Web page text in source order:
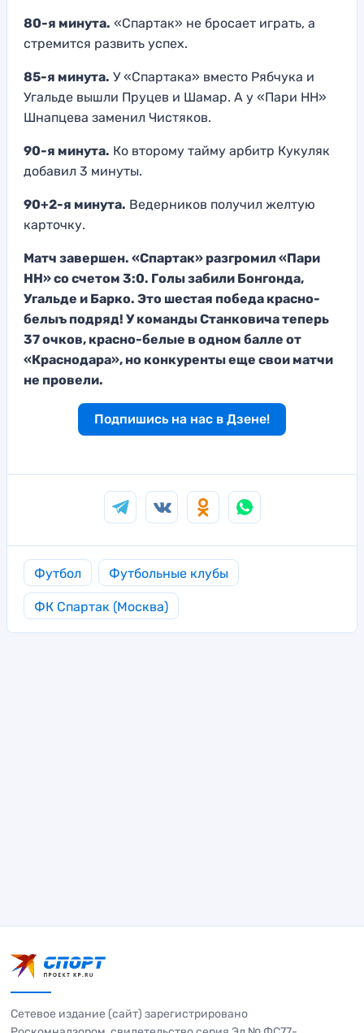
80-я минута. «Спартак» не бросает играть, а
стремится развить успех.
85-я минута. У «Спартака» вместо Рябчука и
Угальде вышли Пруцев и Шамар. А у «Пари НН»
Шнапцева заменил Чистяков.
90-я минута. Ко второму тайму арбитр Кукуляк
добавил 3 минуты.
90+2-я минута. Ведерников получил желтую
карточку.
Матч завершен. «Спартак» разгромил «Пари
НН» со счетом 3:0. Голы забили Бонгонда,
Угальде и Барко. Это шестая победа красно-
белыъ подряд! У команды Станковича теперь
37 очков, красно-белые в одном балле от
«Краснодара», но конкуренты еще свои матчи
не провели.
Подпишись на нас в Дзене!
Футбол Футбольные клубы
ФК Спартак (Москва)
Сетевое издание (сайт) зарегистрировано